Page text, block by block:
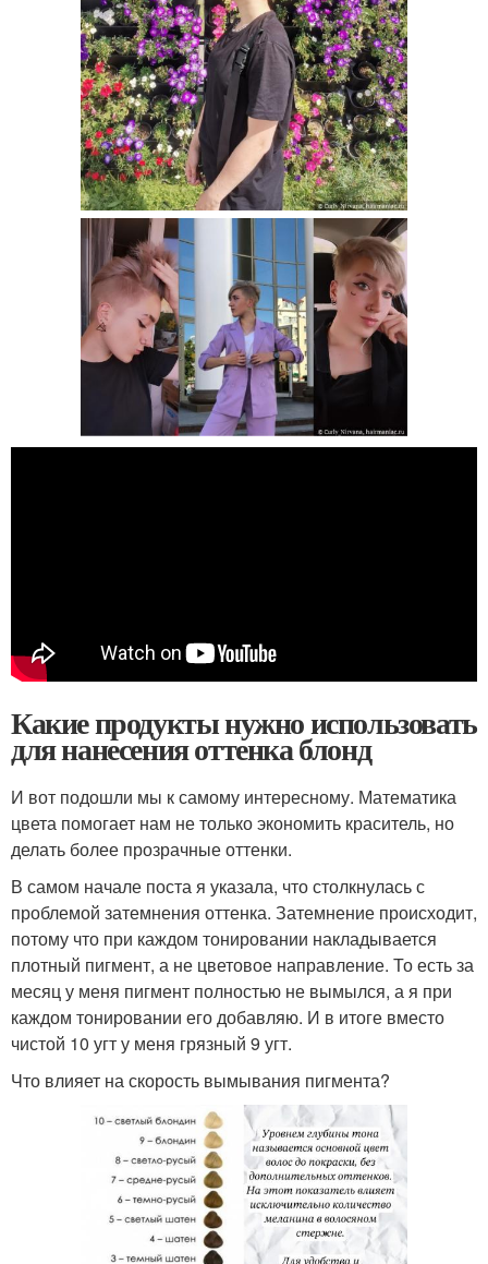
Какие продукты нужно использовать
для нанесения оттенка блонд
И вот подошли мы к самому интересному. Математика
цвета помогает нам не только экономить краситель, но
делать более прозрачные оттенки.
В самом начале поста я указала, что столкнулась с
проблемой затемнения оттенка. Затемнение происходит,
потому что при каждом тонировании накладывается
плотный пигмент, а не цветовое направление. То есть за
месяц у меня пигмент полностью не вымылся, а я при
каждом тонировании его добавляю. И в итоге вместо
чистой 10 угт у меня грязный 9 угт.
Что влияет на скорость вымывания пигмента?